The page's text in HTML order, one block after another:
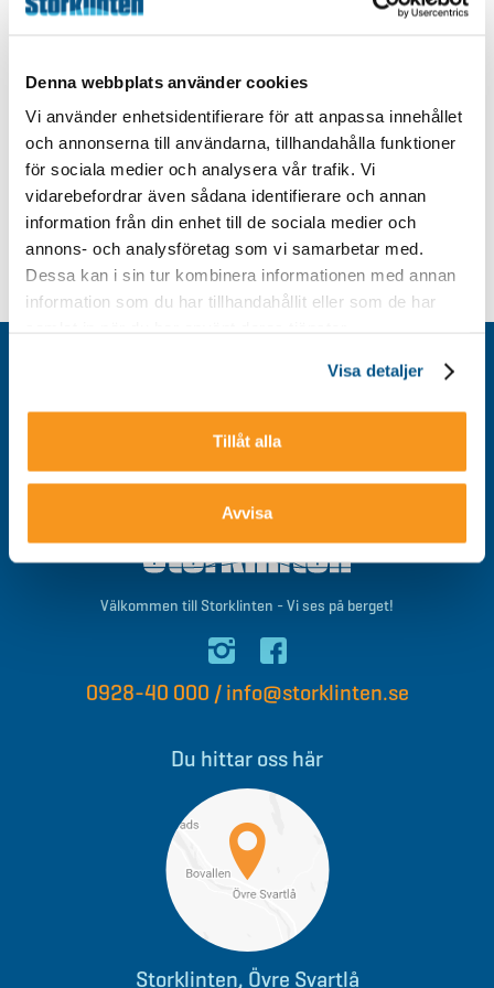
Denna webbplats använder cookies
Vi använder enhetsidentifierare för att anpassa innehållet
och annonserna till användarna, tillhandahålla funktioner
för sociala medier och analysera vår trafik. Vi
vidarebefordrar även sådana identifierare och annan
information från din enhet till de sociala medier och
annons- och analysföretag som vi samarbetar med.
Dessa kan i sin tur kombinera informationen med annan
information som du har tillhandahållit eller som de har
Visa detaljer
Tillåt alla
Avvisa
Om cookies
Tillgänglighet
Välkommen till Storklinten - Vi ses på berget!
0928-40 000 / info@storklinten.se
Du hittar oss här
Storklinten, Övre Svartlå